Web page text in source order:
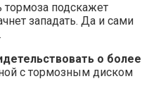
тормоза подскажет
западать. Да и сами
о более
с тормозным диском